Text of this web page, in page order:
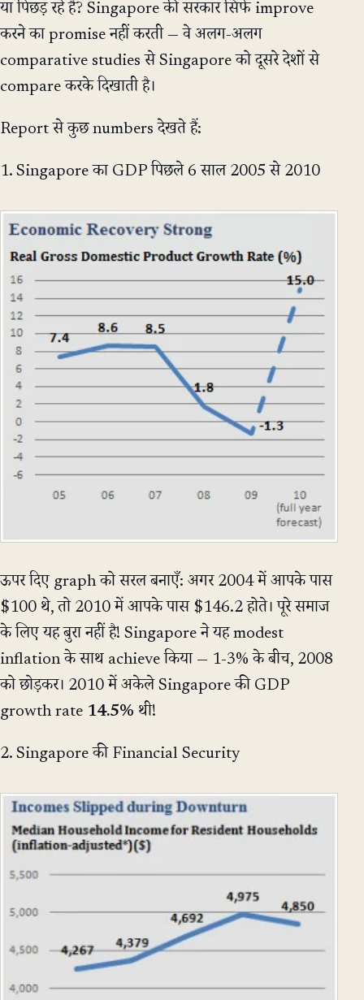
या पिछड़ रहे हैं? Singapore की सरकार सिर्फ improve
करने का promise नहीं करती — वे अलग-अलग
comparative studies से Singapore को दूसरे देशों से
compare करके दिखाती है।
Report से कुछ numbers देखते हैं:
1. Singapore का GDP पिछले 6 साल 2005 से 2010
ऊपर दिए graph को सरल बनाएँ: अगर 2004 में आपके पास
$100 थे, तो 2010 में आपके पास $146.2 होते। पूरे समाज
के लिए यह बुरा नहीं है! Singapore ने यह modest
inflation के साथ achieve किया — 1-3% के बीच, 2008
को छोड़कर। 2010 में अकेले Singapore की GDP
growth rate 14.5% थी!
2. Singapore की Financial Security